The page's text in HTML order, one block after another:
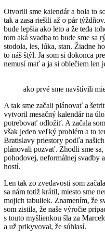
Otvorili sme kalendár a bola to
tak a zasa riešili až o pár
bude lepšia ako leto a že teda
tom aká svadba to bude sme sa
stodola, les, lúka, stan. Žiadne
to náš štýl. Ja som si dokonca
nemusí mať a ja si oblečiem len
ako prvé sme navštívili
A tak sme začali plánovať a
vytvoril mesačný kalendár na
potrebovať odložiť. A začala
však jeden veľký problém a to
Bratislavy priestory podľa
plánovali pozvať. Zhodli sme
pohodovej, neformálnej svadby
hostí.
Len tak zo zvedavosti som
sa nám totiž krátil, miesto sme
mojich tabuliek. Znamením, že
som zistila, že naše výročie
s touto myšlienkou šla za
a už prikyvoval, že súhlasí.